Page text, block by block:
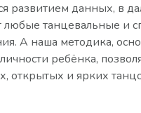
развитием данных, в
любые танцевальные и
А наша методика,
ребёнка,
открытых и ярких